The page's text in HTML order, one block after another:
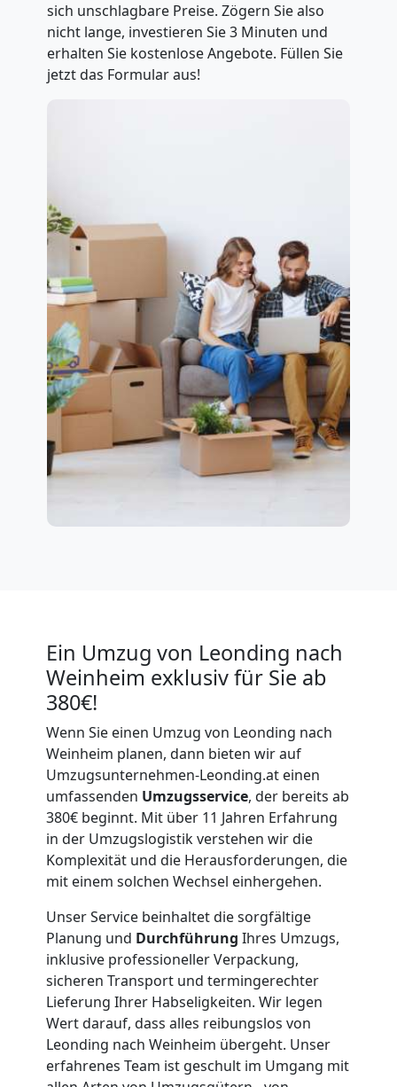
sich unschlagbare Preise. Zögern Sie also
nicht lange, investieren Sie 3 Minuten und
erhalten Sie kostenlose Angebote. Füllen Sie
jetzt das Formular aus!
Ein Umzug von Leonding nach
Weinheim exklusiv für Sie ab
380€!
Wenn Sie einen Umzug von Leonding nach
Weinheim planen, dann bieten wir auf
Umzugsunternehmen-Leonding.at einen
umfassenden Umzugsservice, der bereits ab
380€ beginnt. Mit über 11 Jahren Erfahrung
in der Umzugslogistik verstehen wir die
Komplexität und die Herausforderungen, die
mit einem solchen Wechsel einhergehen.
Unser Service beinhaltet die sorgfältige
Planung und Durchführung Ihres Umzugs,
inklusive professioneller Verpackung,
sicheren Transport und termingerechter
Lieferung Ihrer Habseligkeiten. Wir legen
Wert darauf, dass alles reibungslos von
Leonding nach Weinheim übergeht. Unser
erfahrenes Team ist geschult im Umgang mit